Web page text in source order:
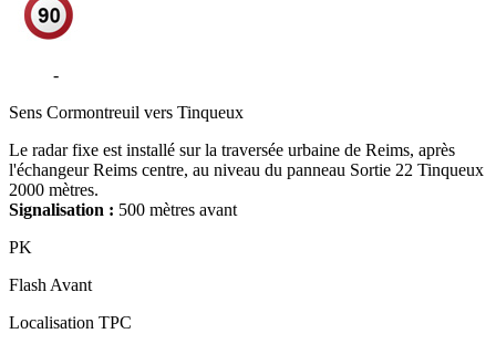
-
Sens Cormontreuil vers Tinqueux
Le radar fixe est installé sur la traversée urbaine de Reims, après
l'échangeur Reims centre, au niveau du panneau Sortie 22 Tinqueux
2000 mètres.
Signalisation : 500 mètres avant
PK
FlashAvant
Localisation TPC